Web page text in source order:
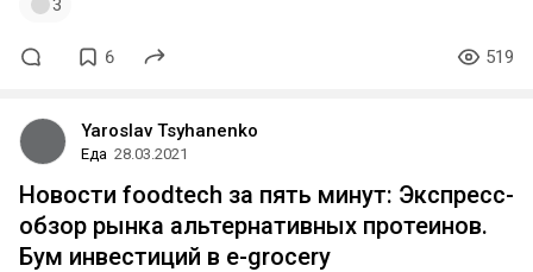
3
6 519
Yaroslav Tsyhanenko
Еда 28.03.2021
Новости foodtech за пять минут: Экспресс-
обзор рынка альтернативных протеинов.
Бум инвестиций в e-grocery